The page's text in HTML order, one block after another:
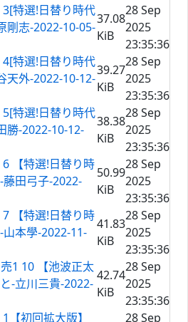
特選!日替り時代
剛志-2022-10-05-
37.08
KiB
28 Sep
2025
23:35:36
特選!日替り時代
天外-2022-10-12-
39.27
KiB
28 Sep
2025
23:35:36
特選!日替り時代
勝-2022-10-12-
38.38
KiB
28 Sep
2025
23:35:36
【特選!日替り時
田弓子-2022-
50.99
KiB
28 Sep
2025
23:35:36
【特選!日替り時
本學-2022-11-
41.83
KiB
28 Sep
2025
23:35:36
1 10 【池波正太
-立川三貴-2022-
42.74
KiB
28 Sep
2025
23:35:36
【初回拡大版】
28 Sep